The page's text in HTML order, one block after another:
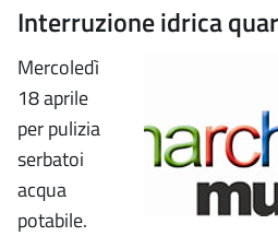
Interruzione idrica
Mercoledì
18 aprile
per pulizia
serbatoi
acqua
potabile.